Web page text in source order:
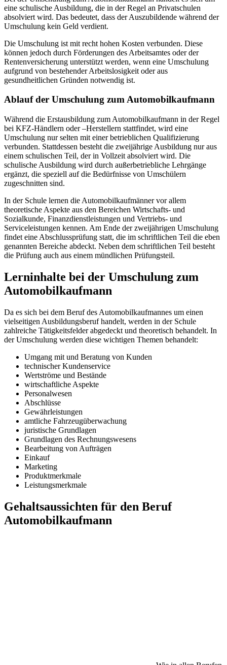
eine schulische Ausbildung, die in der Regel an Privatschulen
absolviert wird. Das bedeutet, dass der Auszubildende während der
Umschulung kein Geld verdient.
Die Umschulung ist mit recht hohen Kosten verbunden. Diese
können jedoch durch Förderungen des Arbeitsamtes oder der
Rentenversicherung unterstützt werden, wenn eine Umschulung
aufgrund von bestehender Arbeitslosigkeit oder aus
gesundheitlichen Gründen notwendig ist.
Ablauf der Umschulung zum Automobilkaufmann
Während die Erstausbildung zum Automobilkaufmann in der Regel
bei KFZ-Händlern oder –Herstellern stattfindet, wird eine
Umschulung nur selten mit einer betrieblichen Qualifizierung
verbunden. Stattdessen besteht die zweijährige Ausbildung nur aus
einem schulischen Teil, der in Vollzeit absolviert wird. Die
schulische Ausbildung wird durch außerbetriebliche Lehrgänge
ergänzt, die speziell auf die Bedürfnisse von Umschülern
zugeschnitten sind.
In der Schule lernen die Automobilkaufmänner vor allem
theoretische Aspekte aus den Bereichen Wirtschafts- und
Sozialkunde, Finanzdienstleistungen und Vertriebs- und
Serviceleistungen kennen. Am Ende der zweijährigen Umschulung
findet eine Abschlussprüfung statt, die im schriftlichen Teil die eben
genannten Bereiche abdeckt. Neben dem schriftlichen Teil besteht
die Prüfung auch aus einem mündlichen Prüfungsteil.
Lerninhalte bei der Umschulung zum
Automobilkaufmann
Da es sich bei dem Beruf des Automobilkaufmannes um einen
vielseitigen Ausbildungsberuf handelt, werden in der Schule
zahlreiche Tätigkeitsfelder abgedeckt und theoretisch behandelt. In
der Umschulung werden diese wichtigen Themen behandelt:
Umgang mit und Beratung von Kunden
technischer Kundenservice
Wertströme und Bestände
wirtschaftliche Aspekte
Personalwesen
Abschlüsse
Gewährleistungen
amtliche Fahrzeugüberwachung
juristische Grundlagen
Grundlagen des Rechnungswesens
Bearbeitung von Aufträgen
Einkauf
Marketing
Produktmerkmale
Leistungsmerkmale
Gehaltsaussichten für den Beruf
Automobilkaufmann